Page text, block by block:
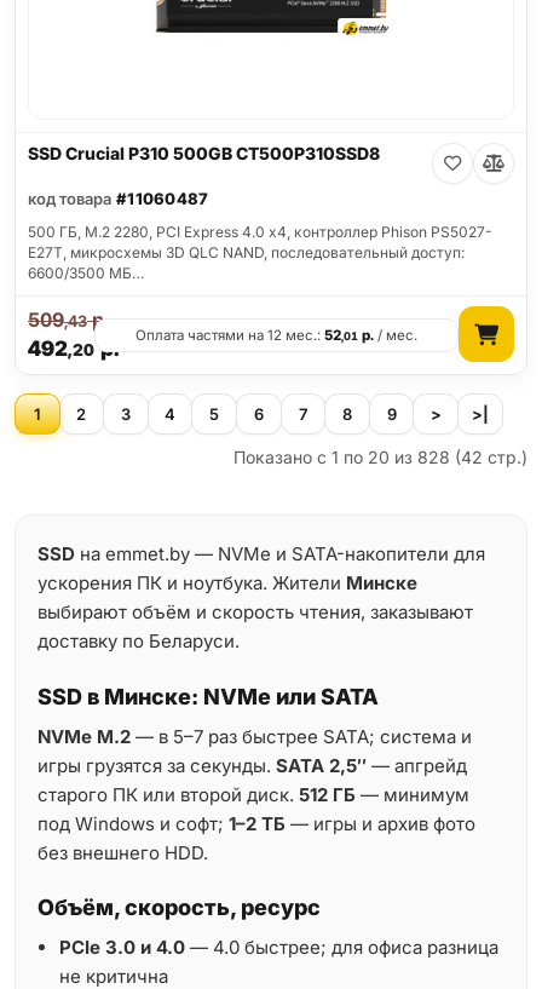
SSD Crucial P310 500GB CT500P310SSD8
код товара #11060487
500 ГБ, M.2 2280, PCI Express 4.0 x4, контроллер Phison PS5027-
E27T, микросхемы 3D QLC NAND, последовательный доступ:
6600/3500 МБ…
492,20р.
509,43р.
Оплата частями на 12 мес.:52,01 р. / мес.
1 2 3 4 5 6 7 8 9 > >|
Показано с 1 по 20 из 828 (42 стр.)
SSD на emmet.by — NVMe и SATA-накопители для
ускорения ПК и ноутбука. Жители Минске
выбирают объём и скорость чтения, заказывают
доставку по Беларуси.
SSD в Минске: NVMe или SATA
NVMe M.2 — в 5–7 раз быстрее SATA; система и
игры грузятся за секунды. SATA 2,5″ — апгрейд
старого ПК или второй диск. 512 ГБ — минимум
под Windows и софт; 1–2 ТБ — игры и архив фото
без внешнего HDD.
Объём, скорость, ресурс
PCIe 3.0 и 4.0 — 4.0 быстрее; для офиса разница
не критична